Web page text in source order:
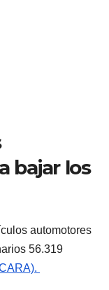
bajar los
automotores
56.319